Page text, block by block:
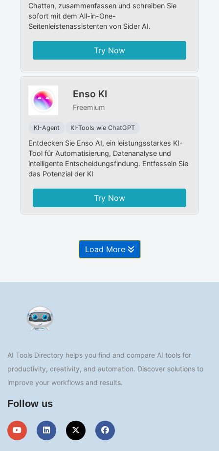
Chatten, zusammenfassen und schreiben Sie
sofort mit dem All-in-One-
Seitenleistenassistenten von Sider AI.
Try Now
Enso KI
Freemium
KI-Agent KI-Tools wie ChatGPT
Entdecken Sie Enso AI, ein leistungsstarkes KI-
Tool für Automatisierung, Datenanalyse und
intelligente Entscheidungsfindung. Entfesseln Sie
das Potenzial der KI
Try Now
Load More
AI Tools Directory helps you find and compare AI tools for
productivity, creativity, and automation. Discover solutions to
improve your workflows and results.
Follow us